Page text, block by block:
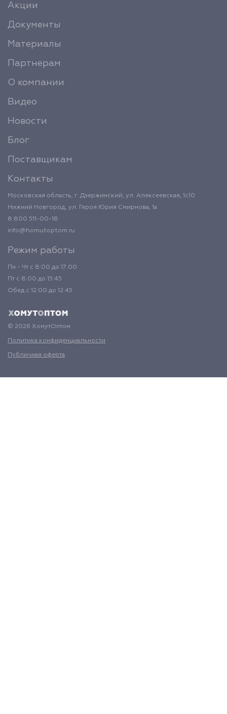
Акции
Документы
Материалы
Партнерам
О компании
Видео
Новости
Блог
Поставщикам
Контакты
Московская область, г. Дзержинский, ул. Алексеевская, 1с10
Нижний Новгород, ул. Героя Юрия Смирнова, 1а
8 800 511-00-18
info@homutoptom.ru
Режим работы
Пн - Чт с 8:00 до 17:00
Пт с 8:00 до 15:45
Обед с 12:00 до 12:45
© 2026 ХомутОптом
Политика конфиденциальности
Публичная оферта